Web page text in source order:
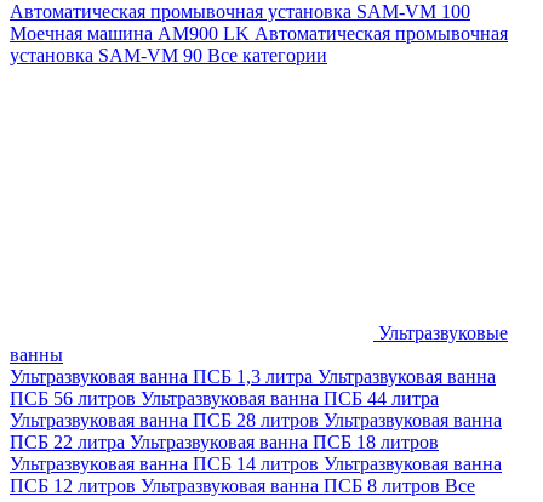
Автоматическая промывочная установка SAM-VM 100
Моечная машина AM900 LK Автоматическая промывочная
установка SAM-VM 90 Все категории
Ультразвуковые
ванны
Ультразвуковая ванна ПСБ 1,3 литра Ультразвуковая ванна
ПСБ 56 литров Ультразвуковая ванна ПСБ 44 литра
Ультразвуковая ванна ПСБ 28 литров Ультразвуковая ванна
ПСБ 22 литра Ультразвуковая ванна ПСБ 18 литров
Ультразвуковая ванна ПСБ 14 литров Ультразвуковая ванна
ПСБ 12 литров Ультразвуковая ванна ПСБ 8 литров Все